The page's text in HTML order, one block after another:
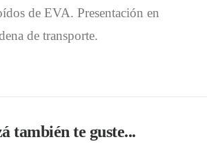
de EVA. Presentación en
de transporte.
también te guste...